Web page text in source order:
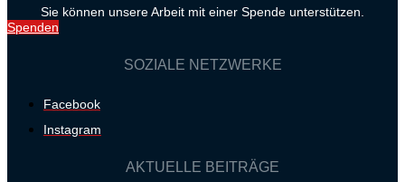
Sie können unsere Arbeit mit einer Spende unterstützen.
Spenden
SOZIALE NETZWERKE
Facebook
Instagram
AKTUELLE BEITRÄGE